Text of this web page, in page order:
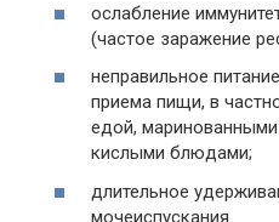
ослабление
(частое заражение
неправильное
приема пищи, в
едой,
кислыми блюдами;
длительное
мочеиспускания.